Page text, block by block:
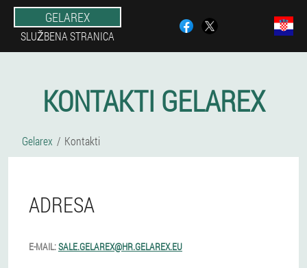
GELAREX
SLUŽBENA STRANICA
KONTAKTI GELAREX
Gelarex Kontakti
ADRESA
E-MAIL:SALE.GELAREX@HR.GELAREX.EU